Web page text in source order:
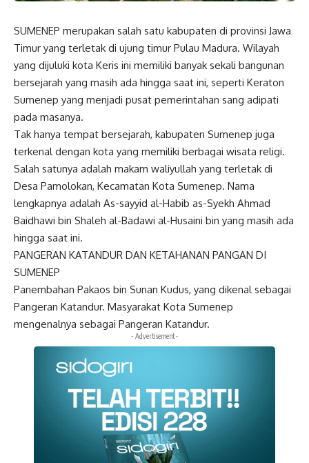
SUMENEP merupakan salah satu kabupaten di provinsi Jawa
Timur yang terletak di ujung timur Pulau Madura. Wilayah
yang dijuluki kota Keris ini memiliki banyak sekali bangunan
bersejarah yang masih ada hingga saat ini, seperti Keraton
Sumenep yang menjadi pusat pemerintahan sang adipati
pada masanya.
Tak hanya tempat bersejarah, kabupaten Sumenep juga
terkenal dengan kota yang memiliki berbagai wisata religi.
Salah satunya adalah makam waliyullah yang terletak di
Desa Pamolokan, Kecamatan Kota Sumenep. Nama
lengkapnya adalah As-sayyid al-Habib as-Syekh Ahmad
Baidhawi bin Shaleh al-Badawi al-Husaini bin yang masih ada
hingga saat ini.
PANGERAN KATANDUR DAN KETAHANAN PANGAN DI
SUMENEP
Panembahan Pakaos bin Sunan Kudus, yang dikenal sebagai
Pangeran Katandur. Masyarakat Kota Sumenep
mengenalnya sebagai Pangeran Katandur.
- Advertisement -